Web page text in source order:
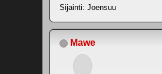
Sijainti: Joensuu
Mawe